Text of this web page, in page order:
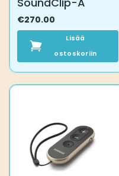
€270.00
Lisää
ostoskoriin